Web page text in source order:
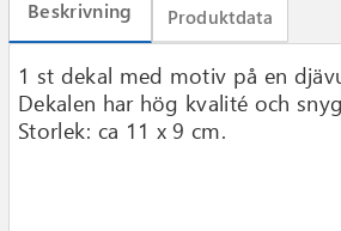
Beskrivning Produktdata
1 st dekal med motiv på en
Dekalen har hög kvalité och
Storlek: ca 11 x 9 cm.